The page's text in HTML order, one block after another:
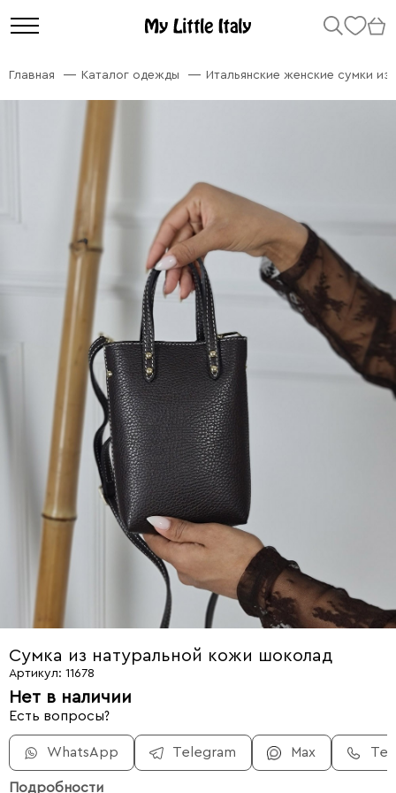
Главная Каталог одежды Итальянские женские сумки
Сумка из натуральной кожи шоколад
Артикул: 11678
Нет в наличии
Есть вопросы?
WhatsApp Telegram Max
Подробности